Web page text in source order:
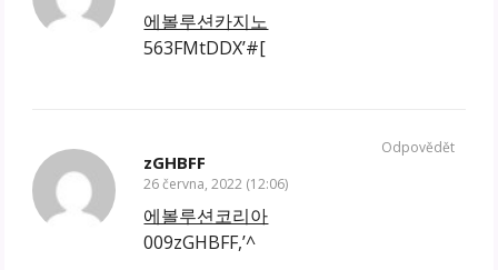
에볼루션카지노
563FMtDDX’#[
zGHBFF
26 června, 2022 (12:06)
에볼루션코리아
009zGHBFF,’^
Odpovědět